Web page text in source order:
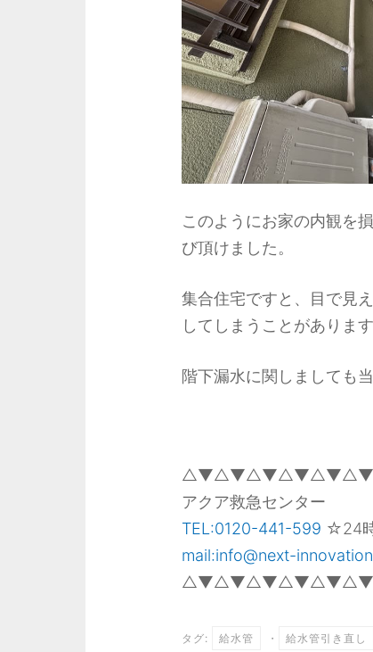
このようにお家の内観を
び頂けました。
集合住宅ですと、目で見
してしまうことがあります
階下漏水に関しましても
アクア救急センター
TEL:0120-441-599 ☆24
mail:info@next-
タグ: 給水管 ・ 給水管引き直し